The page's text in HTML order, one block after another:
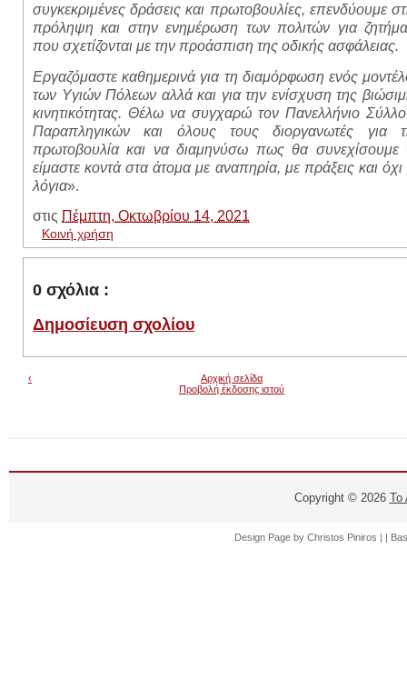
συγκεκριμένες δράσεις και πρωτοβουλίες, επενδύουμε
πρόληψη και στην ενημέρωση των πολιτών για
που σχετίζονται με την προάσπιση της οδικής ασφάλειας.
Εργαζόμαστε καθημερινά για τη διαμόρφωση ενός
των Υγιών Πόλεων αλλά και για την ενίσχυση της
κινητικότητας. Θέλω να συγχαρώ τον Πανελλήνιο
Παραπληγικών και όλους τους διοργανωτές για
πρωτοβουλία και να διαμηνύσω πως θα συνεχίσουμε
είμαστε κοντά στα άτομα με αναπηρία, με πράξεις και όχι
λόγια».
στις Πέμπτη, Οκτωβρίου 14, 2021
Κοινή χρήση
0 σχόλια :
Δημοσίευση σχολίου
‹
Αρχική σελίδα
Προβολή έκδοσης ιστού
Copyright © 2026 Το
Design Page by Christos Piniros | |